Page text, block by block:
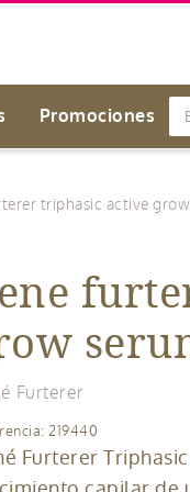
Promociones
triphasic active
Furterer
219440
Furterer